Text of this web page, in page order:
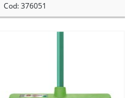
Cod: 376051